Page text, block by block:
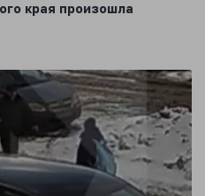
края произошла